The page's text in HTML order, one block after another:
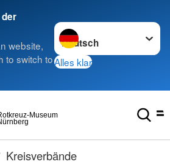
website,
to switch to
Sprache wechseln zu
Alles klar
Museum
Kreisverbände